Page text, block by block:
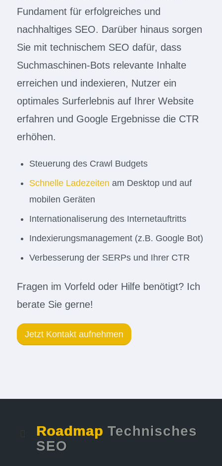
Fundament für erfolgreiches und
nachhaltiges SEO. Darüber hinaus sorgen
Sie mit technischem SEO dafür, dass
Suchmaschinen-Bots relevante Inhalte
erreichen und indexieren, Nutzer ein
optimales Surferlebnis auf Ihrer Website
erfahren und Google Ergebnisse die CTR
erhöhen.
Steuerung des Crawl Budgets
Schnelle Ladezeiten am Desktop und auf
mobilen Geräten
Internationaliserung des Internetauftritts
Indexierungsmanagement (z.B. Google Bot)
Verbesserung der SERPs und Ihrer CTR
Fragen im Vorfeld oder Hilfe benötigt? Ich
berate Sie gerne!
Jetzt Kontakt aufnehmen
Roadmap Technisches
SEO